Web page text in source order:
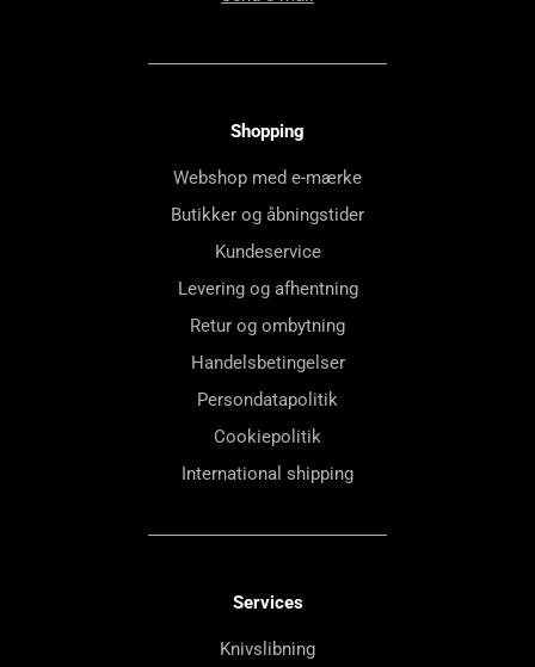
Shopping
Webshop med e-mærke
Butikker og åbningstider
Kundeservice
Levering og afhentning
Retur og ombytning
Handelsbetingelser
Persondatapolitik
Cookiepolitik
International shipping
Services
Knivslibning